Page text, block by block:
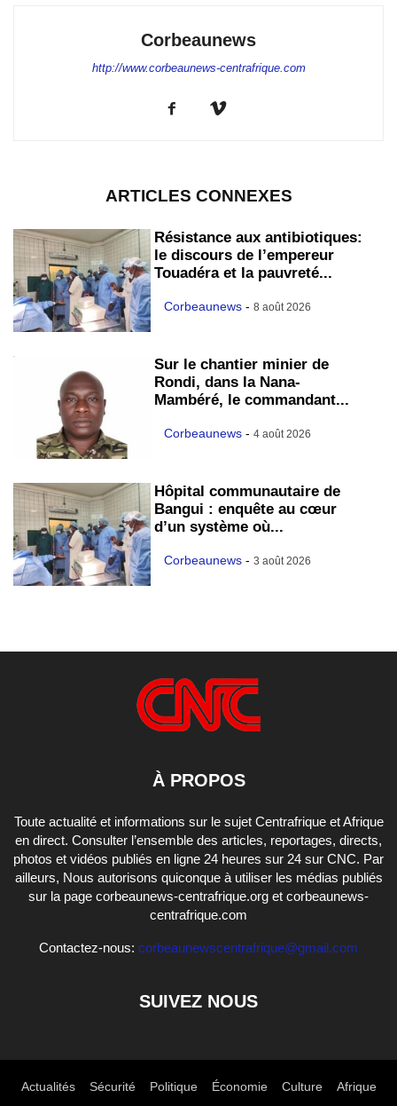
Corbeaunews
http://www.corbeaunews-centrafrique.com
ARTICLES CONNEXES
Résistance aux antibiotiques:
le discours de l’empereur
Touadéra et la pauvreté...
Corbeaunews - 8 août 2026
Sur le chantier minier de
Rondi, dans la Nana-
Mambéré, le commandant...
Corbeaunews - 4 août 2026
Hôpital communautaire de
Bangui : enquête au cœur
d’un système où...
Corbeaunews - 3 août 2026
À PROPOS
Toute actualité et informations sur le sujet Centrafrique et Afrique
en direct. Consulter l’ensemble des articles, reportages, directs,
photos et vidéos publiés en ligne 24 heures sur 24 sur CNC. Par
ailleurs, Nous autorisons quiconque à utiliser les médias publiés
sur la page corbeaunews-centrafrique.org et corbeaunews-
centrafrique.com
Contactez-nous: corbeaunewscentrafrique@gmail.com
SUIVEZ NOUS
Actualités Sécurité Politique Économie Culture Afrique